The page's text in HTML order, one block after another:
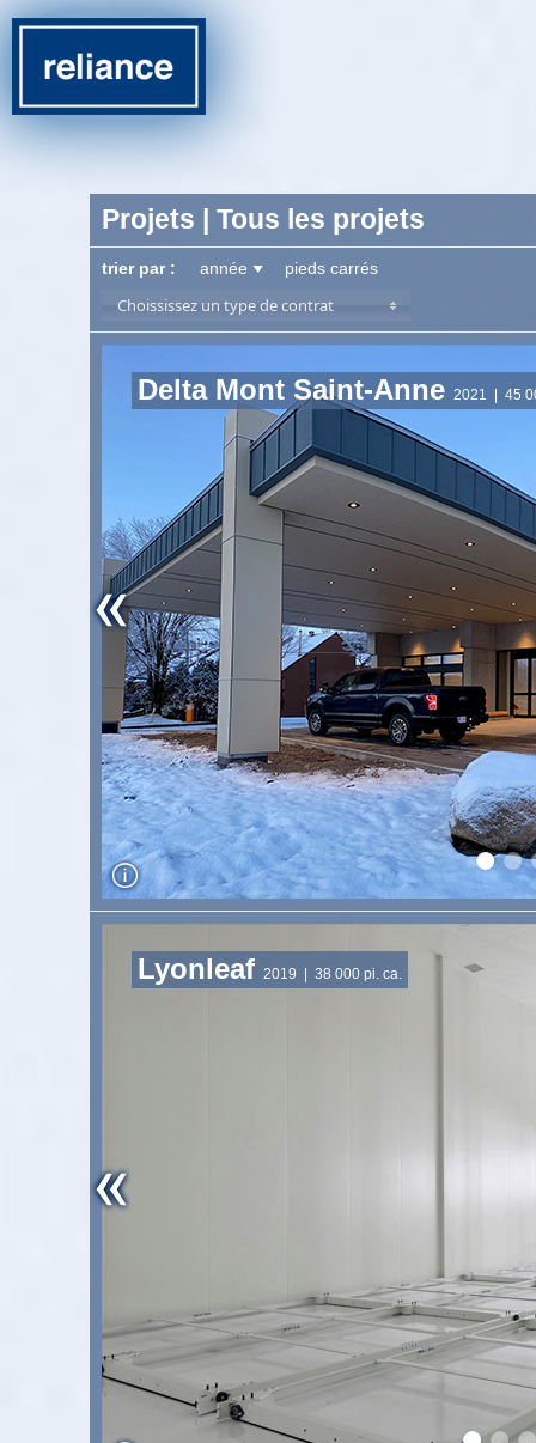
Projets | Tous les projets
trier par : année pieds carrés
Choississez un type de contrat
« 1-2-3-4-5-6-
Delta Mont Saint-Anne 2021 | 45
Lyonleaf 2019 | 38 000 pi. ca.